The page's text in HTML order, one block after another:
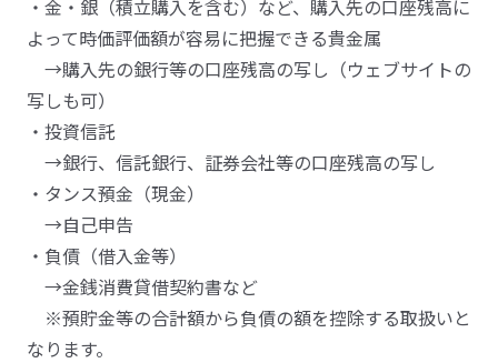
・金・銀（積立購入を含む）など、購入先の口座残高に
よって時価評価額が容易に把握できる貴金属
→購入先の銀行等の口座残高の写し（ウェブサイトの
写しも可）
・投資信託
→銀行、信託銀行、証券会社等の口座残高の写し
・タンス預金（現金）
→自己申告
・負債（借入金等）
→金銭消費貸借契約書など
※預貯金等の合計額から負債の額を控除する取扱いと
なります。